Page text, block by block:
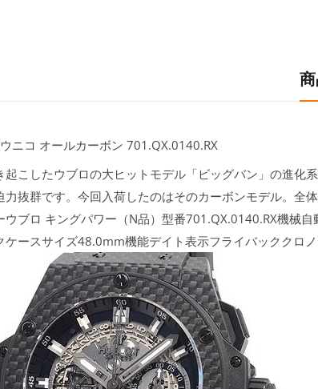
ニコ オールカーボン 701.QX.0140.RX
起こしたウブロの大ヒットモデル「ビッグバン」の進化
力抜群です。今回入荷したのはそのカーボンモデル。全
ウブロ キングパワー（N品）型番701.QX.0140.RX機械
ケースサイズ48.0mm機能デイト表示フライバッククロ